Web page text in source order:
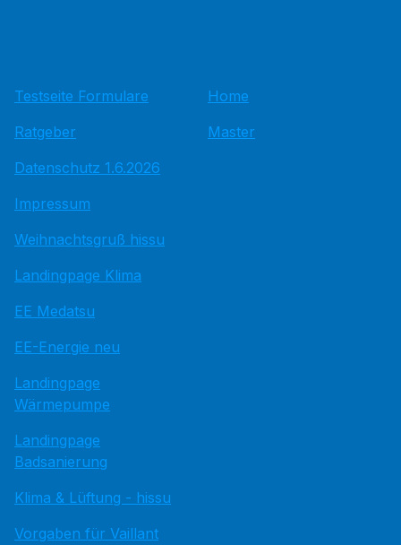
Testseite Formulare
Ratgeber
Datenschutz 1.6.2026
Impressum
Weihnachtsgruß hissu
Landingpage Klima
EE Medatsu
EE-Energie neu
Landingpage
Wärmepumpe
Landingpage
Badsanierung
Klima & Lüftung - hissu
Vorgaben für Vaillant
Home
Master